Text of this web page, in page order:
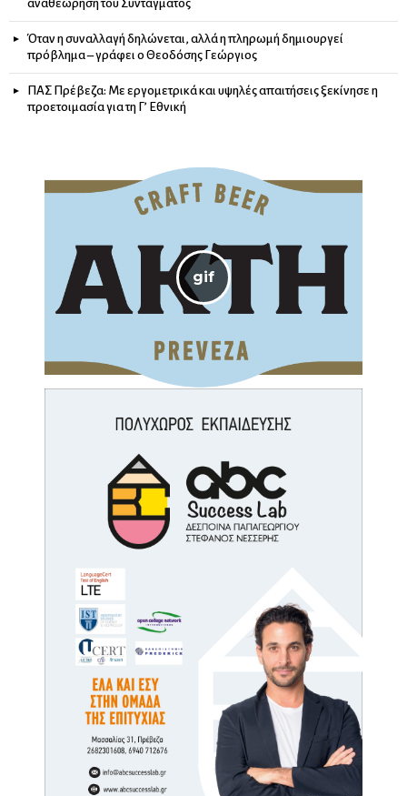
αναθεώρηση του Συντάγματος
Όταν η συναλλαγή δηλώνεται, αλλά η πληρωμή δημιουργεί
πρόβλημα – γράφει ο Θεοδόσης Γεώργιος
ΠΑΣ Πρέβεζα: Με εργομετρικά και υψηλές απαιτήσεις ξεκίνησε η
προετοιμασία για τη Γ’ Εθνική